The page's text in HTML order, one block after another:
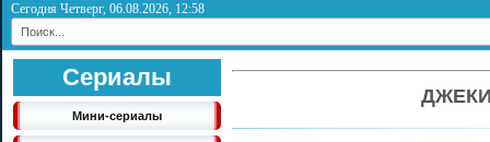
Сегодня Четверг, 06.08.2026, 12:58
Сериалы
Мини-сериалы